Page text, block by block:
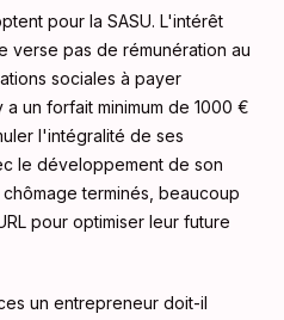
pour la SASU. L'intérêt
verse pas de rémunération au
sociales à payer
a un forfait minimum de 1000 €
l'intégralité de ses
le développement de son
terminés, beaucoup
pour optimiser leur future
un entrepreneur doit-il